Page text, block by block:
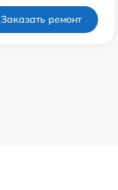
Заказать ремонт